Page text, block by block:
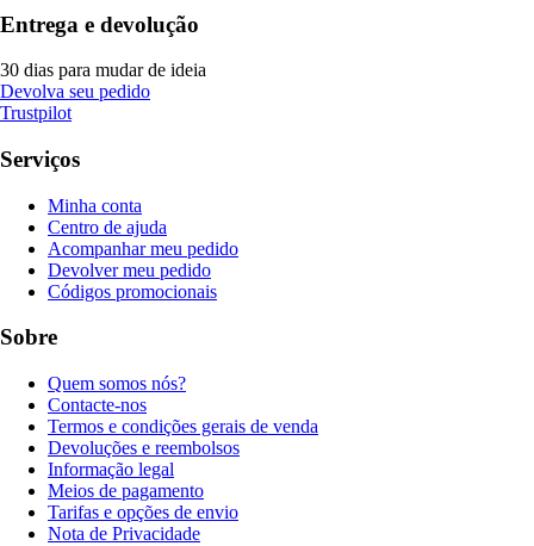
Entrega e devolução
30 dias para mudar de ideia
Devolva seu pedido
Trustpilot
Serviços
Minha conta
Centro de ajuda
Acompanhar meu pedido
Devolver meu pedido
Códigos promocionais
Sobre
Quem somos nós?
Contacte-nos
Termos e condições gerais de venda
Devoluções e reembolsos
Informação legal
Meios de pagamento
Tarifas e opções de envio
Nota de Privacidade